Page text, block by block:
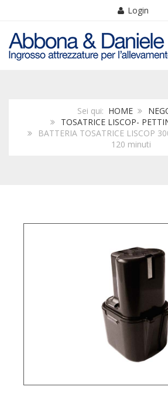
Login
Sei qui: HOME
TOSATRICE LISCOP-
BATTERIA TOSATRICE LISCOP
120 minuti